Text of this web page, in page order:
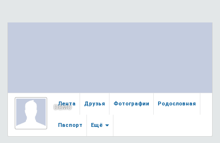
DEMO
Лента Друзья Фотографии Родословная
Паспорт Ещё